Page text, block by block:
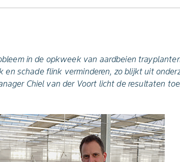
in de opkweek van aardbeien
schade flink verminderen, zo blijkt uit
Chiel van der Voort licht de resultaten